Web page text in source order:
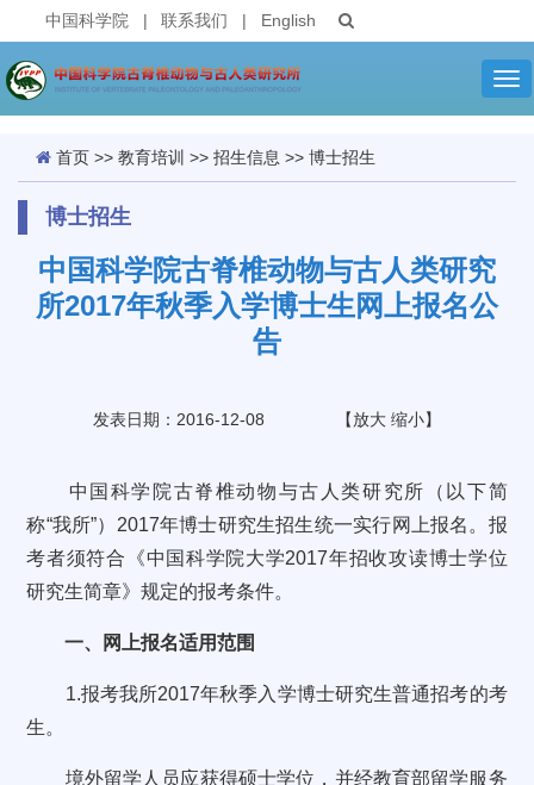
中国科学院 | 联系我们 | English
首页 >> 教育培训 >> 招生信息 >> 博士招生
博士招生
中国科学院古脊椎动物与古人类研究
所2017年秋季入学博士生网上报名公
告
发表日期：2016-12-08 【放大 缩小】
中国科学院古脊椎动物与古人类研究所（以下简
称“我所”）2017年博士研究生招生统一实行网上报名。报
考者须符合《中国科学院大学2017年招收攻读博士学位
研究生简章》规定的报考条件。
一、网上报名适用范围
1.报考我所2017年秋季入学博士研究生普通招考的考
生。
境外留学人员应获得硕士学位，并经教育部留学服务